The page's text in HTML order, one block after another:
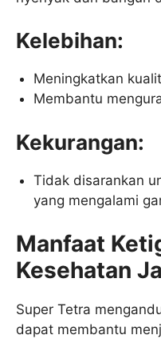
Kelebihan:
Meningkatkan
Membantu
Kekurangan:
Tidak disarankan
yang mengalami
Manfaat
Kesehatan
Super Tetra
dapat membantu